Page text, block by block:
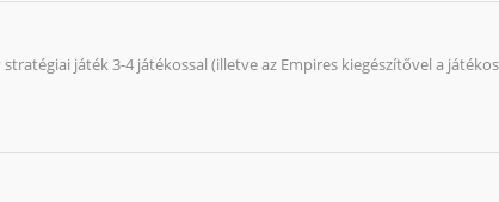
játék 3-4 játékossal (illetve az Empires kiegészítővel a